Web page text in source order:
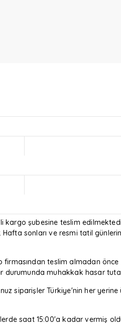
kargo şubesine teslim
Hafta sonları ve resmi tatil
teslim almadan
durumunda muhakkak hasar
siparişler Türkiye'nin her
saat 15:00'a kadar vermiş